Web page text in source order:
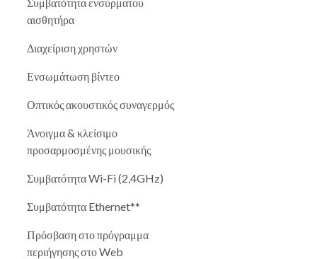
αισθητήρα
Διαχείριση χρηστών
Ενσωμάτωση βίντεο
Οπτικός ακουστικός συναγερμός
Άνοιγμα & κλείσιμο
προσαρμοσμένης μουσικής
Συμβατότητα Wi-Fi (2,4GHz)
Συμβατότητα Ethernet**
Πρόσβαση στο πρόγραμμα
περιήγησης στο Web